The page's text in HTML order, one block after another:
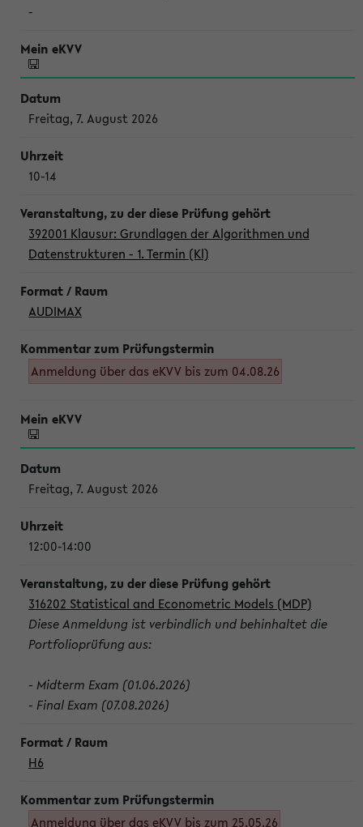
-
Freitag, 7. August 2026
10-14
392001 Klausur: Grundlagen der Algorithmen und
Datenstrukturen - 1. Termin (Kl)
AUDIMAX
Anmeldung über das eKVV bis zum 04.08.26
Freitag, 7. August 2026
12:00-14:00
316202 Statistical and Econometric Models (MDP)
Diese Anmeldung ist verbindlich und behinhaltet die
Portfolioprüfung aus:
- Midterm Exam (01.06.2026)
- Final Exam (07.08.2026)
H6
Anmeldung über das eKVV bis zum 25.05.26